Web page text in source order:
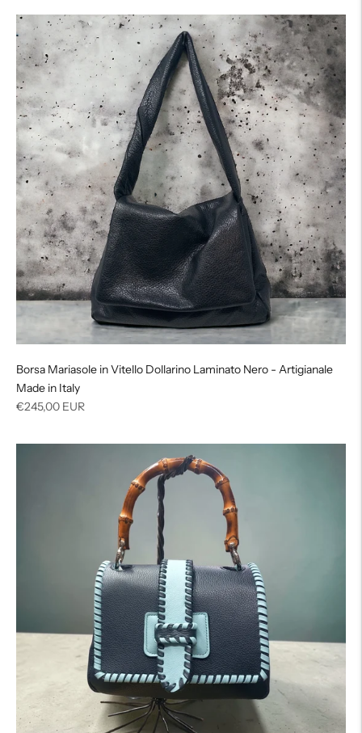
listino
Borsa Mariasole in Vitello Dollarino Laminato Nero - Artigianale
Made in Italy
Prezzo
listino
€245,00 EUR